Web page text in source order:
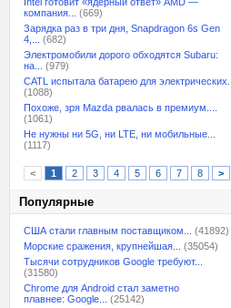
компания...
(669)
Зарядка раз в три дня, Snapdragon 6s Gen
4,...
(682)
Электромобили дорого обходятся Subaru:
на...
(979)
CATL испытала батарею для электрических...
(1088)
Похоже, зря Mazda рвалась в премиум....
(1061)
Не нужны ни 5G, ни LTE, ни мобильные...
(1117)
< 1 2 3 4 5 6 7 8 >
Популярные
США стали главным поставщиком...
(41892)
Морские сражения, крупнейшая...
(35054)
Тысячи сотрудников Google требуют...
(31580)
Chrome для Android стал заметно
плавнее: Google...
(25142)